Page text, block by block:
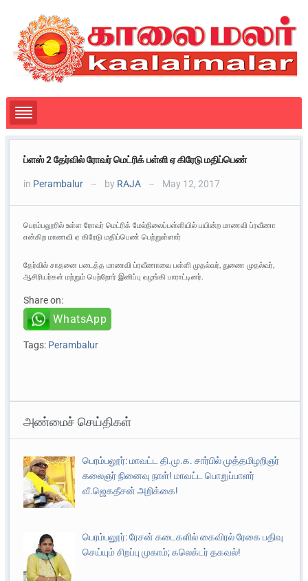
ப்ளஸ் 2 தேர்வில் ரோவர் மெட்ரிக் பள்ளி ஏ கிரேடு மதிப்பெண்
in Perambalur — by RAJA — May 12, 2017
பெரம்பலூரில் உள்ள ரோவர் மெட்ரிக் மேல்நிலைப்பள்ளியில் பயின்ற மாணவி ப்ரவீணா
என்கிற மாணவி ஏ கிரேடு மதிப்பெண் பெற்றுள்ளார்
தேர்வில் சாதனை படைத்த மாணவி ப்ரவீணாவை பள்ளி முதல்வர், துணை முதல்வர்,
ஆசிரியர்கள் மற்றும் பெற்றோர் இனிப்பு வழங்கி பாராட்டினர்.
Share on:
WhatsApp
Tags: Perambalur
அண்மைச் செய்திகள்
பெரம்பலூர்: மாவட்ட தி.மு.க. சார்பில் முத்தமிழறிஞர்
கலைஞர் நினைவு நாள்! மாவட்ட பொறுப்பாளர்
வீ.ஜெகதீசன் அறிக்கை!
பெரம்பலூர்: ரேசன் கடைகளில் கைவிரல் ரேகை பதிவு
செய்யும் சிறப்பு முகாம்; கலெக்டர் தகவல்!